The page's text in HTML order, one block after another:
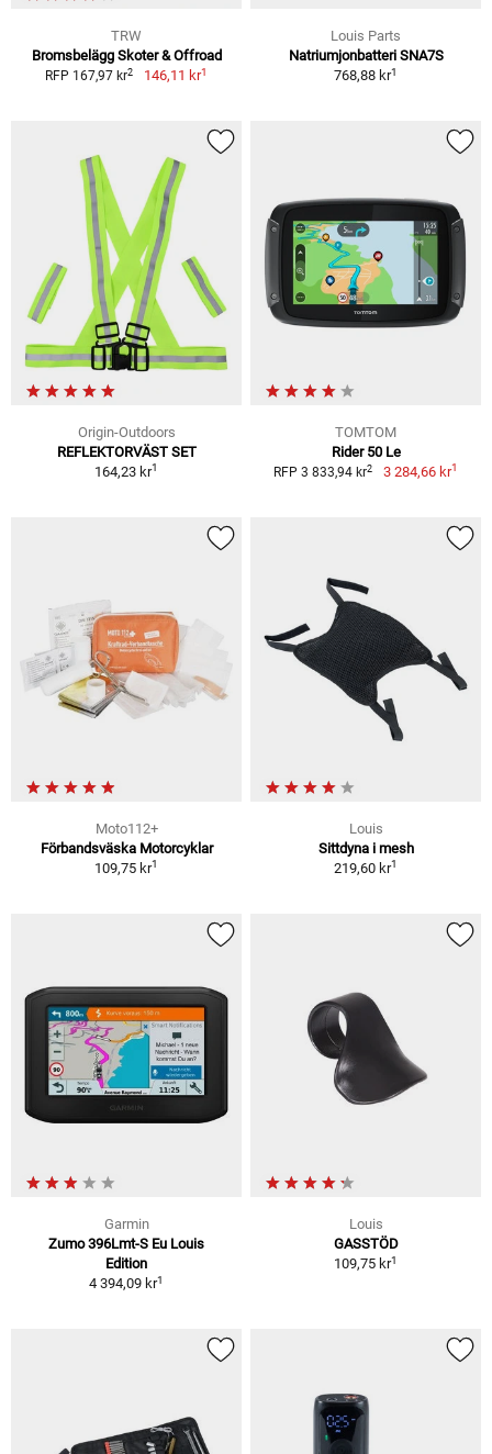
TRW
Bromsbelägg Skoter & Offroad
RFP 167,97 kr2 146,11 kr1
Louis Parts
Natriumjonbatteri SNA7S
768,88 kr1
Origin-Outdoors
REFLEKTORVÄST SET
164,23 kr1
TOMTOM
Rider 50 Le
RFP 3 833,94 kr2 3 284,66 kr1
Moto112+
Förbandsväska Motorcyklar
109,75 kr1
Louis
Sittdyna i mesh
219,60 kr1
Garmin
Zumo 396Lmt-S Eu Louis
Edition
4 394,09 kr1
Louis
GASSTÖD
109,75 kr1